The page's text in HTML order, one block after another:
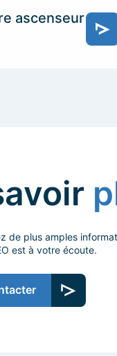
ascenseur
de plus amples
est à votre écoute.